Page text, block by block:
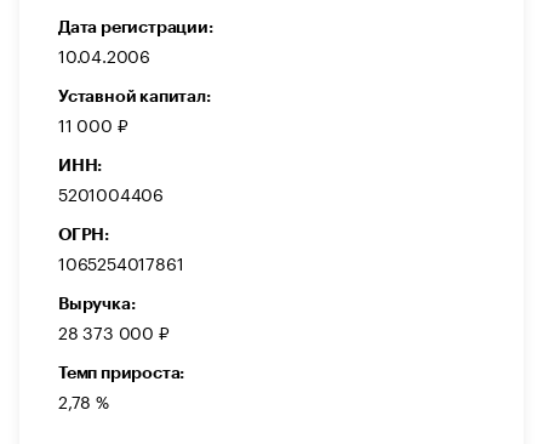
Дата регистрации:
10.04.2006
Уставной капитал:
11 000 ₽
ИНН:
5201004406
ОГРН:
1065254017861
Выручка:
28 373 000 ₽
Темп прироста:
2,78 %